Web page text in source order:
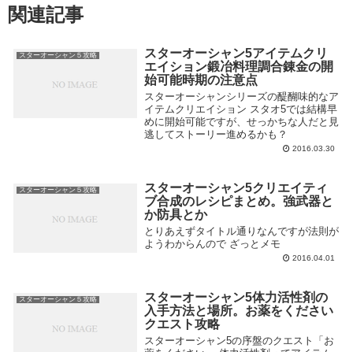
関連記事
スターオーシャン５攻略
スターオーシャン5アイテムクリ
エイション鍛冶料理調合錬金の開
始可能時期の注意点
スターオーシャンシリーズの醍醐味的なア
イテムクリエイション スタオ5では結構早
めに開始可能ですが、せっかちな人だと見
逃してストーリー進めるかも？
2016.03.30
スターオーシャン５攻略
スターオーシャン5クリエイティ
ブ合成のレシピまとめ。強武器と
か防具とか
とりあえずタイトル通りなんですが法則が
ようわからんので ざっとメモ
2016.04.01
スターオーシャン５攻略
スターオーシャン5体力活性剤の
入手方法と場所。お薬をください
クエスト攻略
スターオーシャン5の序盤のクエスト「お